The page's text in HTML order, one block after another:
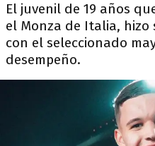
El juvenil de 19 años
el Monza de Italia, hizo
con el seleccionado
desempeño.